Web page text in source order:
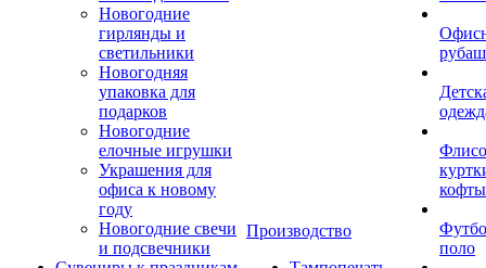
Новогодние
гирлянды и
светильники
Новогодняя
упаковка для
подарков
Новогодние
елочные игрушки
Украшения для
офиса к новому
году
Новогодние свечи
и подсвечники
Производство
кофты
поло